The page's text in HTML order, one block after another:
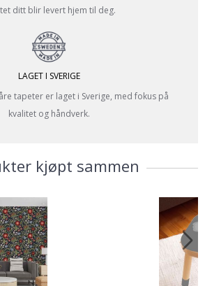
ditt blir levert hjem til deg.
LAGET I SVERIGE
tapeter er laget i Sverige, med fokus på
kvalitet og håndverk.
kjøpt sammen